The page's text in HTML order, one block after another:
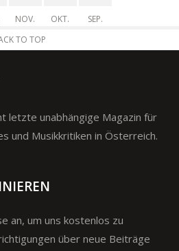
NOV. OKT.
SEP.
TO TOP
letzte unabhängige Magazin für
und Musikkritiken in Österreich.
an, um uns kostenlos zu
über neue Beiträge